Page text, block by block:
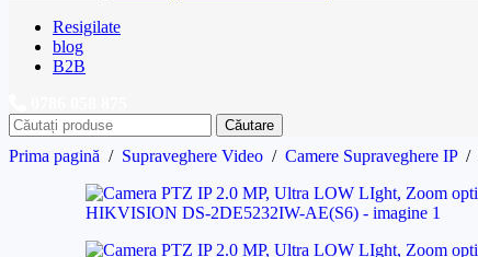
Resigilate
blog
B2B
Căutare
Prima pagină / Supraveghere Video / Camere Supraveghere IP /